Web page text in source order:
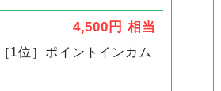
4,500円 相当
［1位］ ポイントインカム